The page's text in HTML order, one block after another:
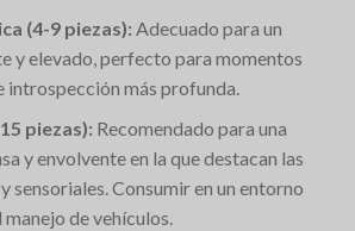
(4-9 piezas): Adecuado para un
y elevado, perfecto para momentos
introspección más profunda.
piezas): Recomendado para una
y envolvente en la que destacan las
sensoriales. Consumir en un entorno
de vehículos.